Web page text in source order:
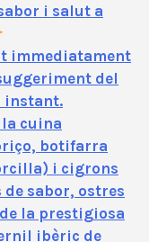
i salut a
immediatament
del
instant.
la cuina
botifarra
i cigrons
sabor, ostres
la prestigiosa
ibèric de